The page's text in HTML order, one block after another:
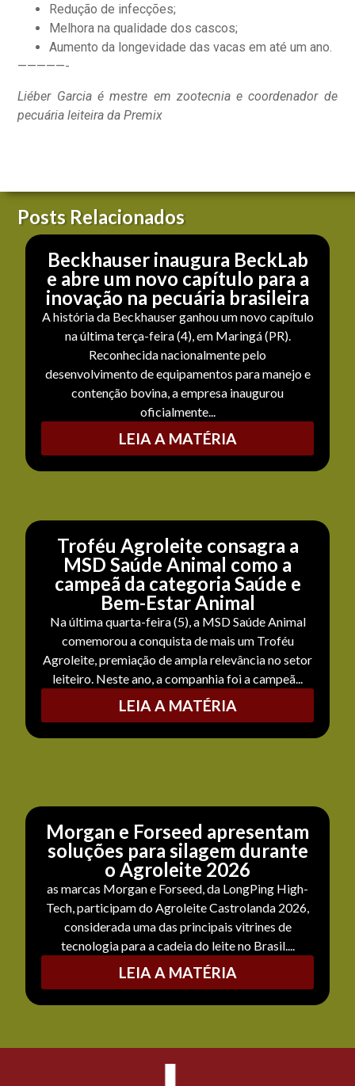
Redução de infecções;
Melhora na qualidade dos cascos;
Aumento da longevidade das vacas em até um ano.
—————-
Liéber Garcia é mestre em zootecnia e coordenador de
pecuária leiteira da Premix
Posts Relacionados
Beckhauser inaugura BeckLab
e abre um novo capítulo para a
inovação na pecuária brasileira
A história da Beckhauser ganhou um novo capítulo
na última terça-feira (4), em Maringá (PR).
Reconhecida nacionalmente pelo
desenvolvimento de equipamentos para manejo e
contenção bovina, a empresa inaugurou
oficialmente...
LEIA A MATÉRIA
Troféu Agroleite consagra a
MSD Saúde Animal como a
campeã da categoria Saúde e
Bem-Estar Animal
Na última quarta-feira (5), a MSD Saúde Animal
comemorou a conquista de mais um Troféu
Agroleite, premiação de ampla relevância no setor
leiteiro. Neste ano, a companhia foi a campeã...
LEIA A MATÉRIA
Morgan e Forseed apresentam
soluções para silagem durante
o Agroleite 2026
as marcas Morgan e Forseed, da LongPing High-
Tech, participam do Agroleite Castrolanda 2026,
considerada uma das principais vitrines de
tecnologia para a cadeia do leite no Brasil....
LEIA A MATÉRIA